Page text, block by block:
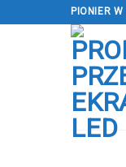
do
PIONIER